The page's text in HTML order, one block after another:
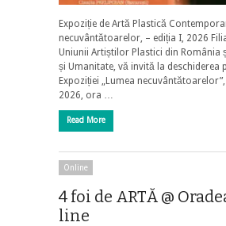
Expoziție de Artă Plastică
necuvântătoarelor, – ediția I, 2026
Uniunii Artiștilor Plastici din România
și Umanitate, vă invită la deschiderea
Expoziției „Lumea
2026, ora …
Read More
Online
4 foi de ARTĂ @
line